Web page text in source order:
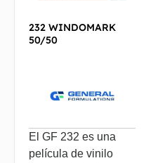
232 WINDOMARK
50/50
El GF 232 es una
película de vinilo